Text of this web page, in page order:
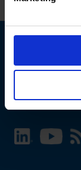
SCHURTER